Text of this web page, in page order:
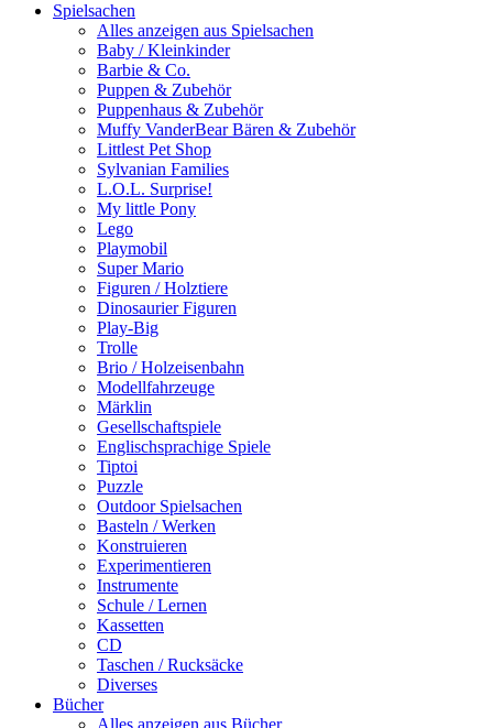
Spielsachen
Alles anzeigen aus Spielsachen
Baby / Kleinkinder
Barbie & Co.
Puppen & Zubehör
Puppenhaus & Zubehör
Muffy VanderBear Bären & Zubehör
Littlest Pet Shop
Sylvanian Families
L.O.L. Surprise!
My little Pony
Lego
Playmobil
Super Mario
Figuren / Holztiere
Dinosaurier Figuren
Play-Big
Trolle
Brio / Holzeisenbahn
Modellfahrzeuge
Märklin
Gesellschaftspiele
Englischsprachige Spiele
Tiptoi
Puzzle
Outdoor Spielsachen
Basteln / Werken
Konstruieren
Experimentieren
Instrumente
Schule / Lernen
Kassetten
CD
Taschen / Rucksäcke
Diverses
Bücher
Alles anzeigen aus Bücher